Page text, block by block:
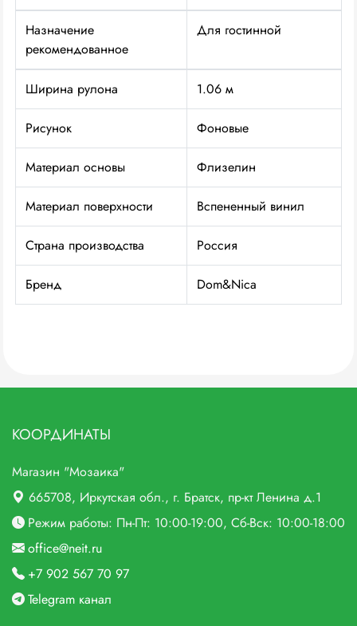
Назначение
рекомендованное
Для гостинной
Ширина рулона 1.06 м
Рисунок Фоновые
Материал основы Флизелин
Материал поверхности Вспененный винил
Страна производства Россия
Бренд Dom&Nica
КООРДИНАТЫ
Магазин "Мозаика"
665708, Иркутская обл., г. Братск, пр-кт Ленина д.1
Режим работы: Пн-Пт: 10:00-19:00, Сб-Вск: 10:00-18:00
office@neit.ru
+7 902 567 70 97
Telegram канал